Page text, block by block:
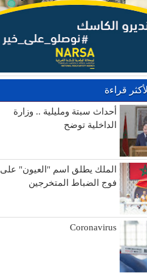
قراءة
أحداث سبتة ومليلية .. وزارة
الداخلية توضح
الملك يطلق اسم "العيون" على
فوج الضباط المتخرجين
Coronavirus